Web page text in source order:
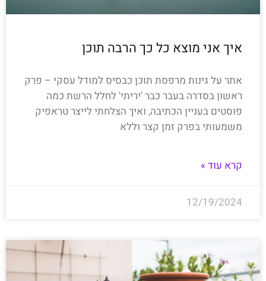
איך אני מוצא כל כך הרבה תוכן
אתר על גינות מרפסת תוכן כבסיס למודל עסקי – פרק
ראשון בסדרה בעבר כבר 'יריתי' לחלל הרשת כמה
פוסטים בעניין הכתיבה, ואיך הצלחתי לייצר טראפיק
משמעותי בפרק זמן קצר וללא
קרא עוד »
12/19/2024